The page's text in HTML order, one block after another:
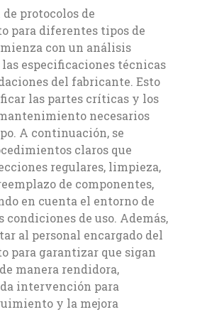
protocolos de
para diferentes tipos de
con un análisis
especificaciones técnicas
del fabricante. Esto
las partes críticas y los
necesarios
A continuación, se
claros que
regulares, limpieza,
de componentes,
en cuenta el entorno de
condiciones de uso. Además,
al personal encargado del
para garantizar que sigan
manera rendidora,
intervención para
y la mejora